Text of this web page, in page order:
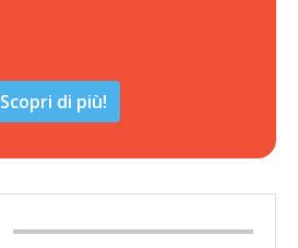
Scopri di più!